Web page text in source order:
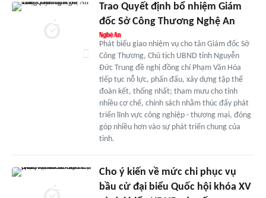
Trao Quyết định bổ nhiệm Giám
đốc Sở Công Thương Nghệ An
Phát biểu giao nhiệm vụ cho tân Giám đốc Sở
Công Thương, Chủ tịch UBND tỉnh Nguyễn
Đức Trung đề nghị đồng chí Phạm Văn Hóa
tiếp tục nỗ lực, phấn đấu, xây dựng tập thể
đoàn kết, thống nhất; tham mưu cho tỉnh
nhiều cơ chế, chính sách nhằm thúc đẩy phát
triển lĩnh vực công nghiệp - thương mại, đóng
góp nhiều hơn vào sự phát triển chung của
tỉnh.
Cho ý kiến về mức chi phục vụ
bầu cử đại biểu Quốc hội khóa XV